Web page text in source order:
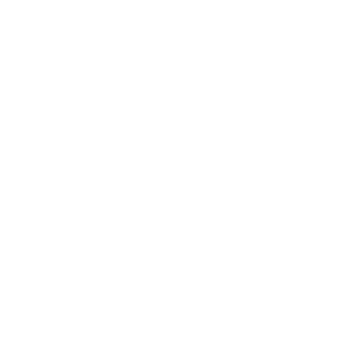
御機器販売店・
ようお願いしま
にご登録され
ありません。
です。
ず変更すること
) : 1000ppm、
、
ない年数を意
これらの製造装
通知します。
、取り引きをい
ムロン制御